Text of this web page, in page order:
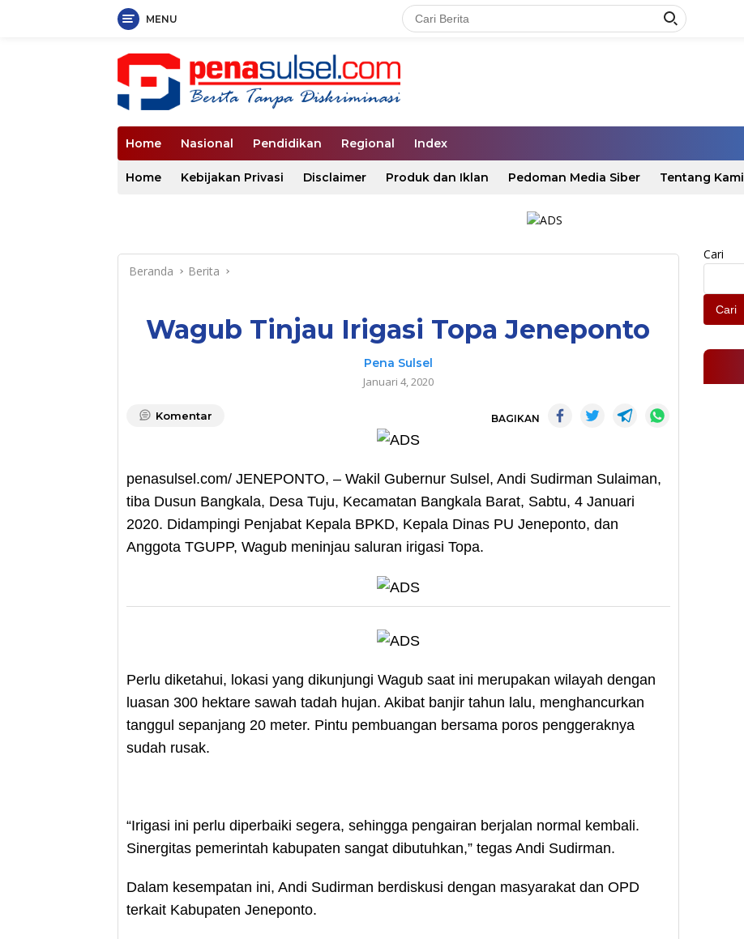
MENU
Home Nasional Pendidikan Regional Index
Home Kebijakan Privasi Disclaimer Produk dan Iklan Pedoman Media Siber Tentang Kami
Beranda Berita
Wagub Tinjau Irigasi Topa Jeneponto
Pena Sulsel
Januari 4, 2020
Komentar BAGIKAN
penasulsel.com/ JENEPONTO, – Wakil Gubernur Sulsel, Andi Sudirman Sulaiman,
tiba Dusun Bangkala, Desa Tuju, Kecamatan Bangkala Barat, Sabtu, 4 Januari
2020. Didampingi Penjabat Kepala BPKD, Kepala Dinas PU Jeneponto, dan
Anggota TGUPP, Wagub meninjau saluran irigasi Topa.
Perlu diketahui, lokasi yang dikunjungi Wagub saat ini merupakan wilayah dengan
luasan 300 hektare sawah tadah hujan. Akibat banjir tahun lalu, menghancurkan
tanggul sepanjang 20 meter. Pintu pembuangan bersama poros penggeraknya
sudah rusak.
“Irigasi ini perlu diperbaiki segera, sehingga pengairan berjalan normal kembali.
Sinergitas pemerintah kabupaten sangat dibutuhkan,” tegas Andi Sudirman.
Dalam kesempatan ini, Andi Sudirman berdiskusi dengan masyarakat dan OPD
terkait Kabupaten Jeneponto.
Cari
Cari